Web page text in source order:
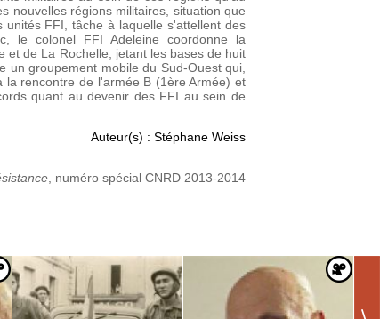
nouvelles régions militaires, situation que
FFI, tâche à laquelle s'attellent des
le colonel FFI Adeleine coordonne la
et de La Rochelle, jetant les bases de huit
un groupement mobile du Sud-Ouest qui,
rencontre de l'armée B (1ère Armée) et
quant au devenir des FFI au sein de
Auteur(s) : Stéphane Weiss
, numéro spécial CNRD 2013-2014